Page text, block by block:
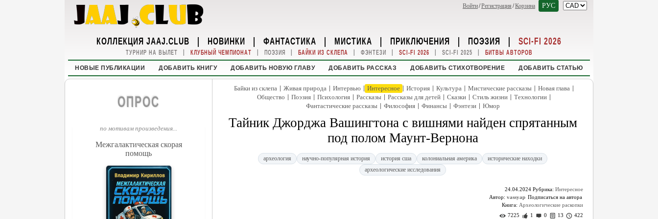
Войти/Регистрация /Корзина РУС
КОЛЛЕКЦИЯ JAAJ.CLUB | НОВИНКИ | ФАНТАСТИКА | МИСТИКА | ПРИКЛЮЧЕНИЯ | ПОЭЗИЯ | SCI-FI 2026
ТУРНИР НА ВЫЛЕТ | КЛУБНЫЙ ЧЕМПИОНАТ | ПОЭЗИЯ | БАЙКИ ИЗ СКЛЕПА | ФЭНТЕЗИ | SCI-FI 2026 | SCI-FI 2025 | БИТВЫ АВТОРОВ
НОВЫЕ ПУБЛИКАЦИИ ДОБАВИТЬ КНИГУ ДОБАВИТЬ НОВУЮ ГЛАВУ ДОБАВИТЬ РАССКАЗ ДОБАВИТЬ СТИХОТВОРЕНИЕ ДОБАВИТЬ СТАТЬЮ
ОПРОС
по мотивам произведения...
Межгалактическая скорая
помощь
Байки из склепа | Живая природа | Интервью | Интересное | История | Культура | Мистические рассказы | Новая глава |
Общество | Поэзия | Психология | Рассказы | Рассказы для детей | Сказки | Стиль жизни | Технологии |
Фантастические рассказы | Философия | Финансы | Фэнтези | Юмор
Тайник Джорджа Вашингтона с вишнями найден спрятанным
под полом Маунт-Вернона
археология научно-популярная история история сша колониальная америка
исторические находки
археологические исследования
24.04.2024 Рубрика: Интересное
Автор: vassyap
Книга: Археологические раскопки
7225
1 0 13 422